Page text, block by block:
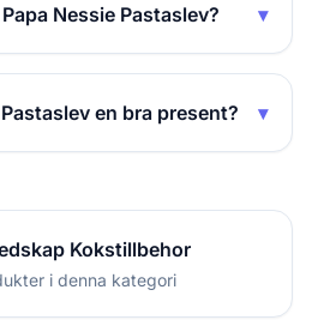
Nessie Pastaslev? ▾
en bra present? ▾
Kokstillbehor
i denna kategori